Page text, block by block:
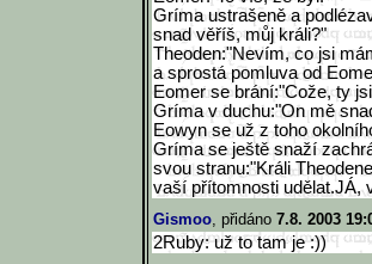
Gríma ustrašeně a
snad věříš, můj králi?"
Theoden:"Nevím, co jsi
a sprostá pomluva od
Eomer se brání:"Cože, ty
Gríma v duchu:"On mě
Eowyn se už z toho
Gríma se ještě snaží
svou stranu:"Králi
vaší přítomnosti udělat.JÁ,
Gismoo, přidáno 7.8. 2003
2Ruby: už to tam je :))